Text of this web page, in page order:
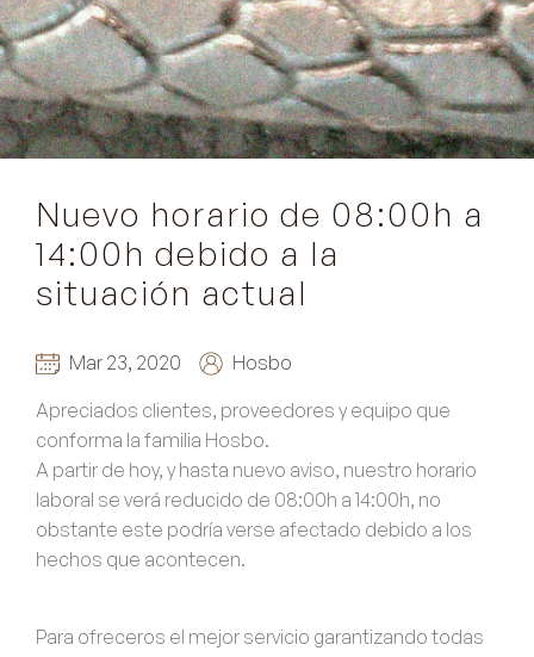
Nuevo horario de 08:00h a
14:00h debido a la
situación actual
Mar 23, 2020
Hosbo
Apreciados clientes, proveedores y equipo que
conforma la familia Hosbo.
A partir de hoy, y hasta nuevo aviso, nuestro horario
laboral se verá reducido de 08:00h a 14:00h, no
obstante este podría verse afectado debido a los
hechos que acontecen.
Para ofreceros el mejor servicio garantizando todas